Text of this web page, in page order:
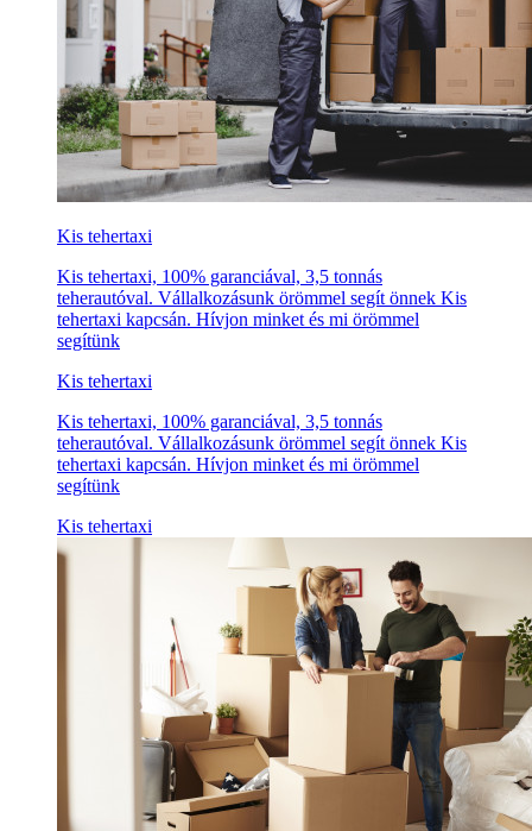
Kis tehertaxi
Kis tehertaxi, 100% garanciával, 3,5 tonnás
teherautóval. Vállalkozásunk örömmel segít önnek Kis
tehertaxi kapcsán. Hívjon minket és mi örömmel
segítünk
Kis tehertaxi
Kis tehertaxi, 100% garanciával, 3,5 tonnás
teherautóval. Vállalkozásunk örömmel segít önnek Kis
tehertaxi kapcsán. Hívjon minket és mi örömmel
segítünk
Kis tehertaxi